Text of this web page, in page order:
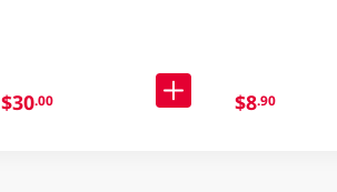
$30.00 $8.90